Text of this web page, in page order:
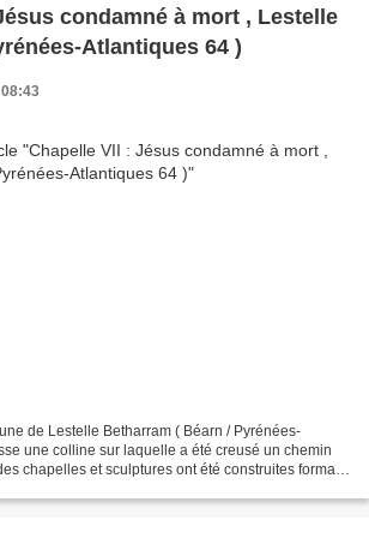
condamné à mort , Lestelle
Atlantiques 64 )
de Lestelle Betharram ( Béarn / Pyrénées-
une colline sur laquelle a été creusé un chemin
chapelles et sculptures ont été construites formant